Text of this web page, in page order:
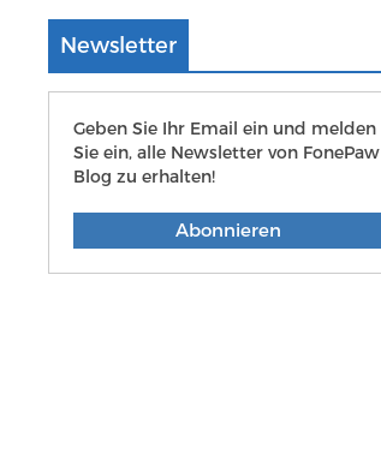
Newsletter
Geben Sie Ihr Email ein und melden
Sie ein, alle Newsletter von FonePaw
Blog zu erhalten!
Abonnieren